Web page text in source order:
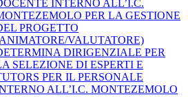
INTERNO ALL’I.C.
PER LA GESTIONE
PROGETTO
VALUTATORE)
DIRIGENZIALE PER
SELEZIONE DI ESPERTI E
PER IL PERSONALE
ALL’I.C. MONTEZEMOLO